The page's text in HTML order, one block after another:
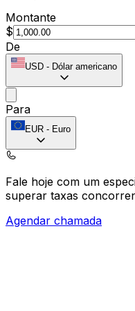
Montante
$
De
USD - Dólar americano
Para
EUR - Euro
Fale hoje com um
superar taxas
Agendar chamada